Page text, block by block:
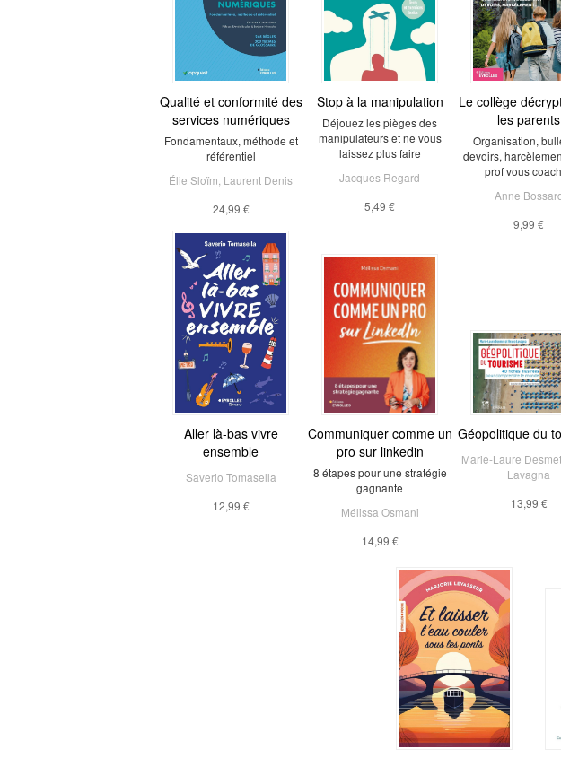
Qualité et conformité des
services numériques
Fondamentaux, méthode et
référentiel
Élie Sloïm Laurent Denis
24,99 €
Stop à la manipulation
Déjouez les pièges des
manipulateurs et ne vous
laissez plus faire
Jacques Regard
5,49 €
Le collège
les parents
Organisation,
devoirs,
prof vous
Anne
9,99 €
Aller là-bas vivre
ensemble
Saverio Tomasella
12,99 €
Communiquer comme un
pro sur linkedin
8 étapes pour une stratégie
gagnante
Mélissa Osmani
14,99 €
Géopolitique du
Marie-Laure Desmet
Lavagna
13,99 €